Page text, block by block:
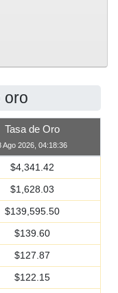
oro
Tasa de Oro
Ago 2026, 04:18:36
$4,341.42
$1,628.03
$139,595.50
$139.60
$127.87
$122.15